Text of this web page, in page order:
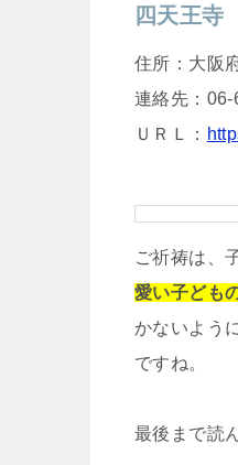
四天王寺
住所：大阪
連絡先：
ＵＲＬ：
ご祈祷は、
愛い子ども
かないよう
ですね。
最後まで読